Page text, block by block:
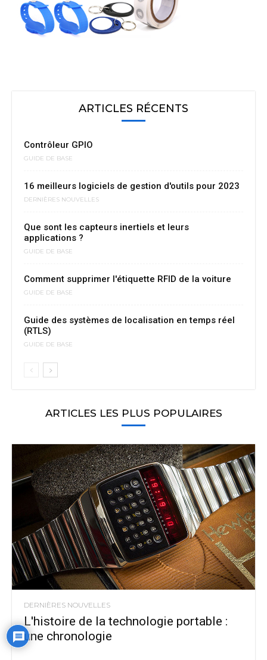
ARTICLES RÉCENTS
Contrôleur GPIO
GUIDE DE BASE
16 meilleurs logiciels de gestion d'outils pour 2023
DERNIÈRES NOUVELLES
Que sont les capteurs inertiels et leurs
applications ?
GUIDE DE BASE
Comment supprimer l'étiquette RFID de la voiture
GUIDE DE BASE
Guide des systèmes de localisation en temps réel
(RTLS)
GUIDE DE BASE
ARTICLES LES PLUS POPULAIRES
DERNIÈRES NOUVELLES
L'histoire de la technologie portable :
une chronologie